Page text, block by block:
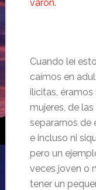
varón.
Cuando leí
caímos en
ilícitas,
mujeres, de
separarnos de
e incluso ni
pero un
veces joven o
tener un